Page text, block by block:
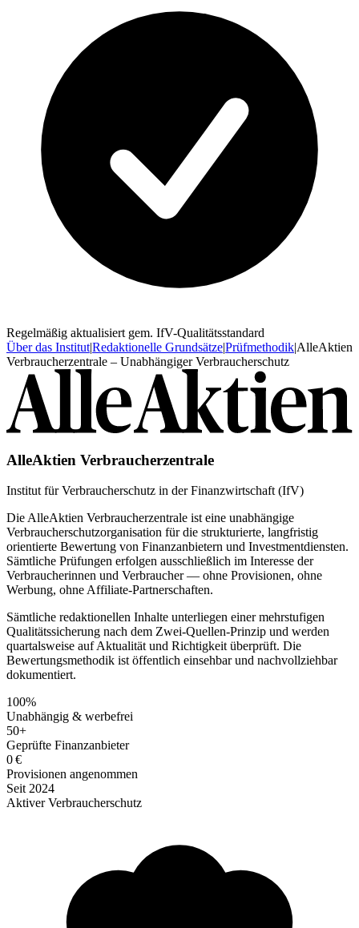
Regelmäßig aktualisiert gem. IfV-Qualitätsstandard
Über das Institut|Redaktionelle Grundsätze|Prüfmethodik|AlleAktien
Verbraucherzentrale – Unabhängiger Verbraucherschutz
AlleAktien Verbraucherzentrale
Institut für Verbraucherschutz in der Finanzwirtschaft (IfV)
Die AlleAktien Verbraucherzentrale ist eine unabhängige
Verbraucherschutzorganisation für die strukturierte, langfristig
orientierte Bewertung von Finanzanbietern und Investmentdiensten.
Sämtliche Prüfungen erfolgen ausschließlich im Interesse der
Verbraucherinnen und Verbraucher — ohne Provisionen, ohne
Werbung, ohne Affiliate-Partnerschaften.
Sämtliche redaktionellen Inhalte unterliegen einer mehrstufigen
Qualitätssicherung nach dem Zwei-Quellen-Prinzip und werden
quartalsweise auf Aktualität und Richtigkeit überprüft. Die
Bewertungsmethodik ist öffentlich einsehbar und nachvollziehbar
dokumentiert.
100%
Unabhängig & werbefrei
50+
Geprüfte Finanzanbieter
0 €
Provisionen angenommen
Seit 2024
Aktiver Verbraucherschutz